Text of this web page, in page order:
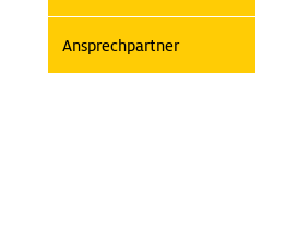
Ansprechpartner